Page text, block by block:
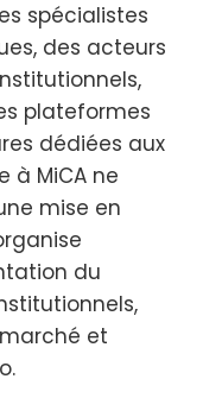
spécialistes
des acteurs
plateformes
dédiées aux
à MiCA ne
mise en
du
et